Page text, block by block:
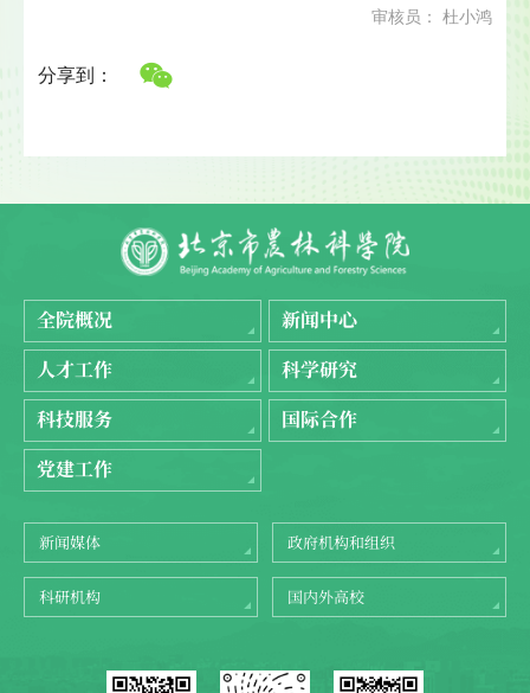
审核员： 杜小鸿
分享到：
全院概况
新闻中心
人才工作
科学研究
科技服务
国际合作
党建工作
新闻媒体 政府机构和组织
科研机构 国内外高校